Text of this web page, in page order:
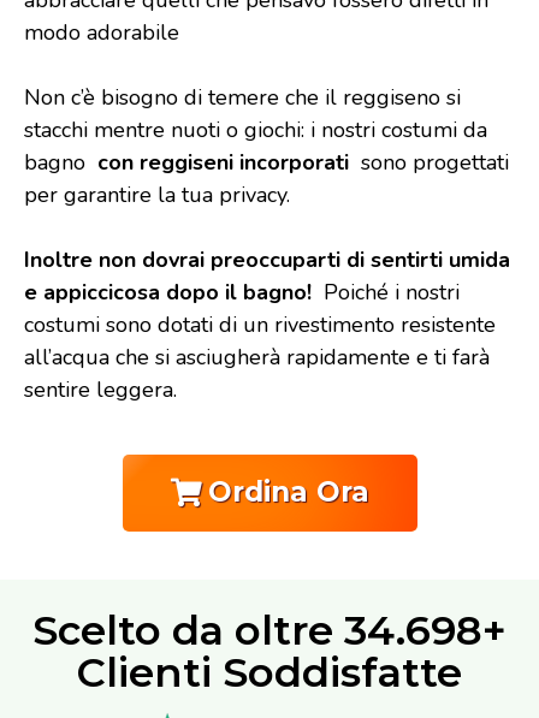
modo adorabile
Non c’è bisogno di temere che il reggiseno si
stacchi mentre nuoti o giochi: i nostri costumi da
bagno con reggiseni incorporati sono progettati
per garantire la tua privacy.
Inoltre non dovrai preoccuparti di sentirti umida
e appiccicosa dopo il bagno! Poiché i nostri
costumi sono dotati di un rivestimento resistente
all’acqua che si asciugherà rapidamente e ti farà
sentire leggera.
Ordina Ora
Scelto da oltre 34.698+
Clienti Soddisfatte